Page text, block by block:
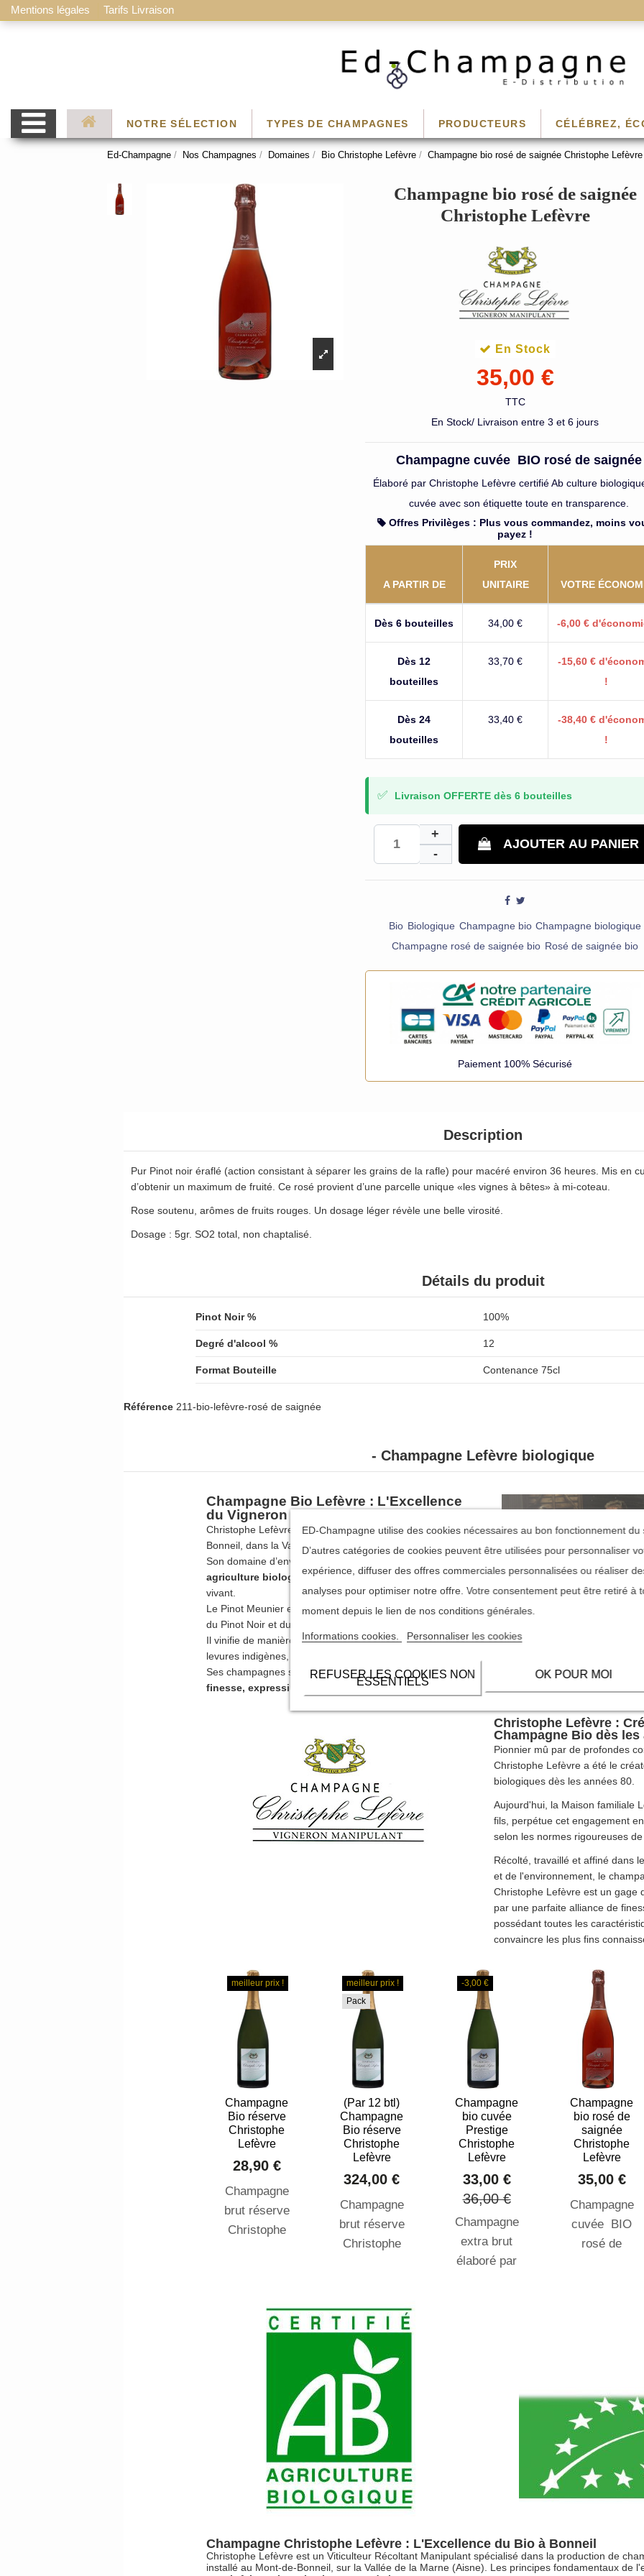
Mentions légales Tarifs Livraison
NOTRE SÉLECTION TYPES DE CHAMPAGNES PRODUCTEURS CÉLÉBREZ,
Ed-Champagne Nos Champagnes Domaines Bio Christophe Lefèvre Champagne bio rosé de saignée Christophe Lefèvre
Champagne bio rosé de saignée
Christophe Lefèvre
En Stock
35,00 €
TTC
En Stock/ Livraison entre 3 et 6 jours
Champagne cuvée BIO rosé de saignée
Élaboré par Christophe Lefèvre certifié Ab culture
cuvée avec son étiquette toute en transparence.
Offres Privilèges : Plus vous commandez, moins
payez !
A PARTIR DE
PRIX
UNITAIRE
VOTRE
Dès 6 bouteilles 34,00 € -6,00 €
Dès 12
bouteilles
33,70 €
-15,60 €
!
Dès 24
bouteilles
33,40 €
-38,40 €
!
✅ Livraison OFFERTE dès 6 bouteilles
AJOUTER AU PANIER
Bio Biologique Champagne bio Champagne biologique
Champagne rosé de saignée bio Rosé de saignée bio
Paiement 100% Sécurisé
Champagne brut
Marteaux
23,00 €
Description
Pur Pinot noir éraflé (action consistant à séparer les grains de la rafle) pour macéré environ 36 heures. Mis en
d’obtenir un maximum de fruité. Ce rosé provient d’une parcelle unique «les vignes à bêtes» à mi-coteau.
Rose soutenu, arômes de fruits rouges. Un dosage léger révèle une belle virosité.
Dosage : 5gr. SO2 total, non chaptalisé.
Détails du produit
Pinot Noir % 100%
Degré d'alcool % 12
Format Bouteille Contenance 75cl
Référence 211-bio-lefèvre-rosé de saignée
- Champagne Lefèvre biologique
Champagne Bio Lefèvre : L'Excellence
du Vigneron Pionnier à Bonneil
Christophe Lefèvre est un vigneron-récoltant installé à
Bonneil, dans la Vallée de la Marne.
Son domaine d’environ 4 hectares est
agriculture biologiqueet travaillé dans le respect du
vivant.
Le Pinot Meunier est le cépage dominant, complété par
du Pinot Noir et du Chardonnay.
Il vinifie de manière artisanale : pressoir traditionnel,
levures indigènes, peu ou pas de filtration.
Ses champagnes se distinguent par leur fraîcheur,
finesse, expression du terroir et authenticité.
Christophe Lefèvre :
Champagne Bio dès les
Pionnier mû par de profondes
Christophe Lefèvre a été le
biologiques dès les années 80.
Aujourd'hui, la Maison familiale
fils, perpétue cet engagement
selon les normes rigoureuses
Récolté, travaillé et affiné dans
et de l'environnement, le
Christophe Lefèvre est un gage
par une parfaite alliance de
possédant toutes les
convaincre les plus fins
meilleur prix !
Champagne
Bio réserve
Christophe
Lefèvre
28,90 €
Champagne
brut réserve
Christophe
biologique.
meilleur prix !
Pack
(Par 12 btl)
Champagne
Bio réserve
Christophe
Lefèvre
324,00 €
Champagne
brut réserve
Christophe
biologique.
-3,00 €
Champagne
bio cuvée
Prestige
Christophe
Lefèvre
33,00 €
36,00 €
Champagne
extra brut
élaboré par
Champagne
bio rosé de
saignée
Christophe
Lefèvre
35,00 €
Champagne
cuvée BIO
rosé de
La cuvée
avec son
étiquette
toute en
transparence.
Champagne Christophe Lefèvre : L'Excellence du Bio à Bonneil
Christophe Lefèvre est un Viticulteur Récoltant Manipulant spécialisé dans la production de
installé au Mont-de-Bonneil, sur la Vallée de la Marne (Aisne). Les principes fondamentaux de
ED-Champagne utilise des cookies nécessaires au bon fonctionnement du
D’autres catégories de cookies peuvent être utilisées pour personnaliser
expérience, diffuser des offres commerciales personnalisées ou réaliser
analyses pour optimiser notre offre. Votre consentement peut être retiré à
moment depuis le lien de nos conditions générales.
Informations cookies. Personnaliser les cookies
REFUSER LES COOKIES NON
ESSENTIELS
OK POUR MOI